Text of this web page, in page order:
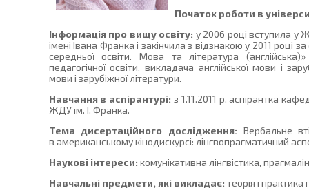
Початок роботи в
Інформація про вищу освіту: у 2006 році вступила у
імені Івана Франка і закінчила з відзнакою у 2011 році
середньої освіти. Мова та література
педагогічної освіти, викладача англійської мови і
мови і зарубіжної літератури.
Навчання в аспірантурі: з 1.11.2011 р. аспірантка
ЖДУ ім. І. Франка.
Тема дисертаційного дослідження: Вербальне
в американському кінодискурсі: лінгвопрагматичний
Наукові інтереси: комунікативна лінгвістика,
Навчальні предмети, які викладає: теорія і